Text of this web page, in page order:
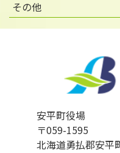
その他
安平町役場
〒059-1595
北海道勇払郡安平